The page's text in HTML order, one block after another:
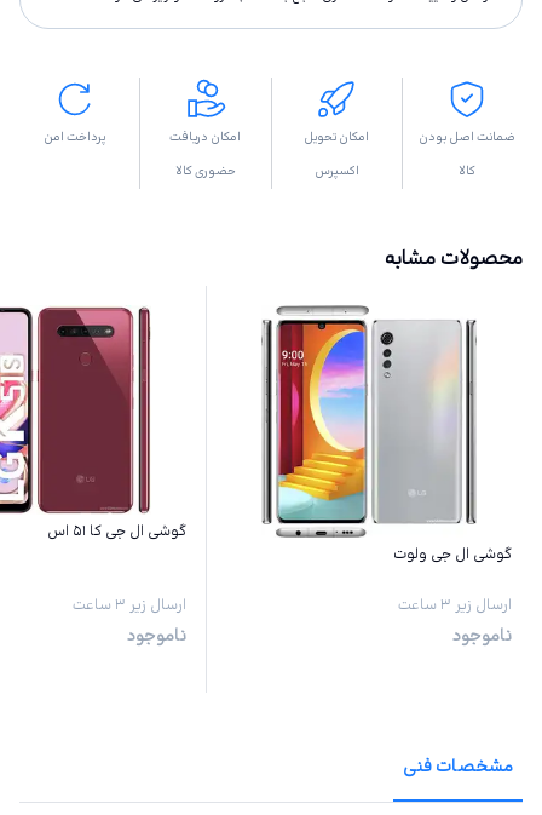
ضمانت اصل بودن
کالا
امکان تحویل
اکسپرس
امکان دریافت
حضوری کالا
پرداخت امن
محصولات مشابه
گوشی ال جی ولوت
ارسال زیر ۳ ساعت
ناموجود
گوشی ال جی کا ۵۱ اس
ارسال زیر ۳ ساعت
ناموجود
مشخصات فنی